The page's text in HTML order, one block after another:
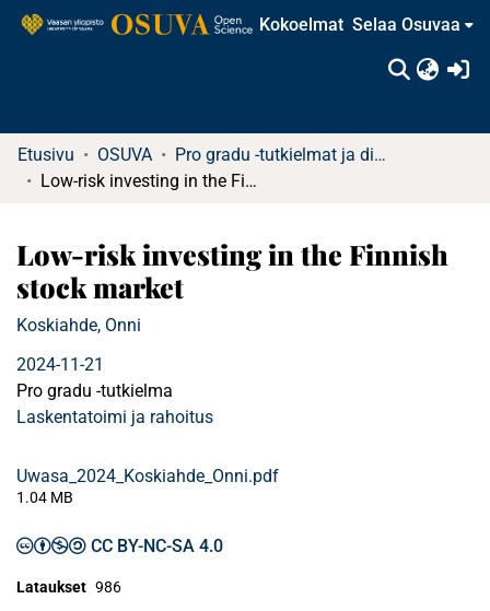
Kokoelmat Selaa Osuvaa
Etusivu OSUVA
Pro gradu -tutkielmat ja diplomityöt
Low-risk investing in the Finnish stock market
Low-risk investing in the Finnish
stock market
Koskiahde, Onni
2024-11-21
Pro gradu -tutkielma
Laskentatoimi ja rahoitus
Uwasa_2024_Koskiahde_Onni.pdf
1.04 MB
CC BY-NC-SA 4.0
Lataukset 986